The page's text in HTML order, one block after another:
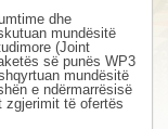
dhe
mundësitë
(Joint
së punës WP3
mundësitë
e ndërmarrësisë
zgjerimit të ofertës